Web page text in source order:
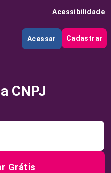
Acessibilidade
Acessar Cadastrar
CNPJ
Grátis